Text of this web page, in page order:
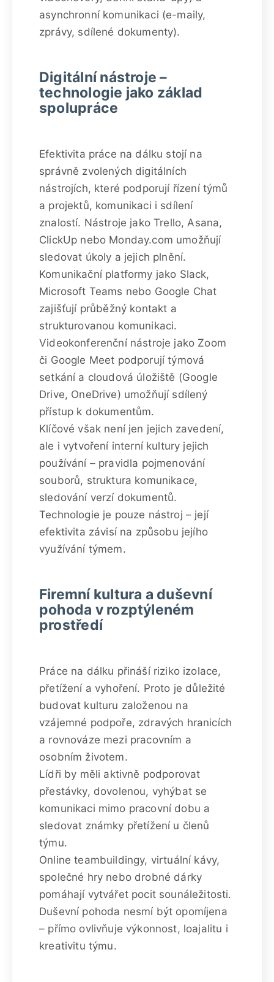
asynchronní komunikaci (e-maily,
zprávy, sdílené dokumenty).
Digitální nástroje –
technologie jako základ
spolupráce
Efektivita práce na dálku stojí na
správně zvolených digitálních
nástrojích, které podporují řízení týmů
a projektů, komunikaci i sdílení
znalostí. Nástroje jako Trello, Asana,
ClickUp nebo Monday.com umožňují
sledovat úkoly a jejich plnění.
Komunikační platformy jako Slack,
Microsoft Teams nebo Google Chat
zajišťují průběžný kontakt a
strukturovanou komunikaci.
Videokonferenční nástroje jako Zoom
či Google Meet podporují týmová
setkání a cloudová úložiště (Google
Drive, OneDrive) umožňují sdílený
přístup k dokumentům.
Klíčové však není jen jejich zavedení,
ale i vytvoření interní kultury jejich
používání – pravidla pojmenování
souborů, struktura komunikace,
sledování verzí dokumentů.
Technologie je pouze nástroj – její
efektivita závisí na způsobu jejího
využívání týmem.
Firemní kultura a duševní
pohoda v rozptýleném
prostředí
Práce na dálku přináší riziko izolace,
přetížení a vyhoření. Proto je důležité
budovat kulturu založenou na
vzájemné podpoře, zdravých hranicích
a rovnováze mezi pracovním a
osobním životem.
Lídři by měli aktivně podporovat
přestávky, dovolenou, vyhýbat se
komunikaci mimo pracovní dobu a
sledovat známky přetížení u členů
týmu.
Online teambuildingy, virtuální kávy,
společné hry nebo drobné dárky
pomáhají vytvářet pocit sounáležitosti.
Duševní pohoda nesmí být opomíjena
– přímo ovlivňuje výkonnost, loajalitu i
kreativitu týmu.